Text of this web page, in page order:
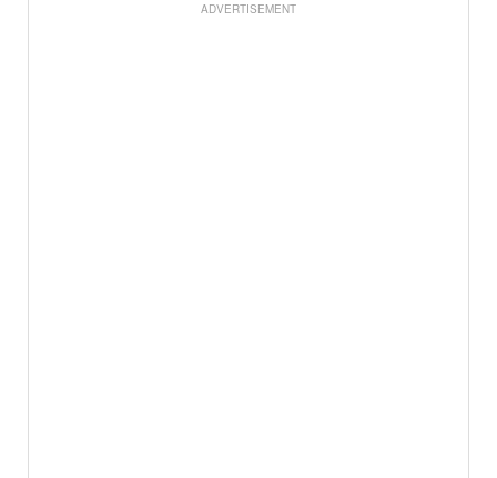
ADVERTISEMENT